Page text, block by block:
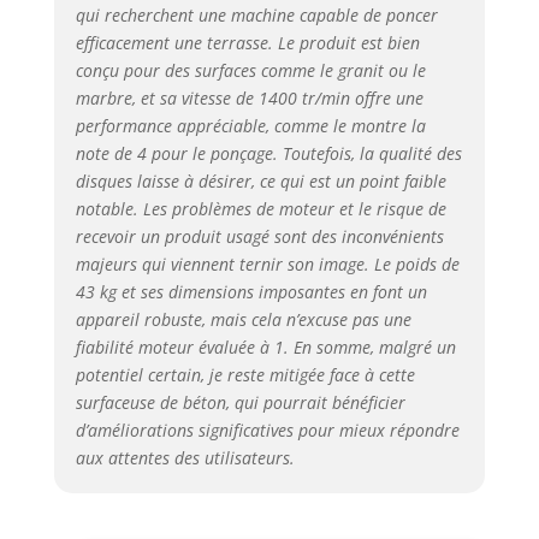
de vie longue et une
coupe facile.
Accessoires complets :
livré avec un ensemble
complet d'accessoires
pour un assemblage et
une utilisation faciles.
Des bouchons
d'oreilles sont
également fournis
pour réduire les
dommages causés par
le bruit de la
construction. Convient
aux coins : relevez
facilement divers défis
de construction avec
ce petit disque de
meulage conçu pour la
qui recherchent une machine capable de poncer
efficacement une terrasse. Le produit est bien
conçu pour des surfaces comme le granit ou le
marbre, et sa vitesse de 1400 tr/min offre une
performance appréciable, comme le montre la
note de 4 pour le ponçage. Toutefois, la qualité des
disques laisse à désirer, ce qui est un point faible
notable. Les problèmes de moteur et le risque de
recevoir un produit usagé sont des inconvénients
majeurs qui viennent ternir son image. Le poids de
43 kg et ses dimensions imposantes en font un
appareil robuste, mais cela n’excuse pas une
fiabilité moteur évaluée à 1. En somme, malgré un
potentiel certain, je reste mitigée face à cette
surfaceuse de béton, qui pourrait bénéficier
d’améliorations significatives pour mieux répondre
aux attentes des utilisateurs.